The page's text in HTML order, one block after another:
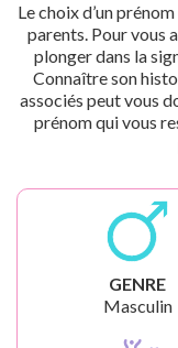
Le choix d’un
parents. Pour vous
plonger dans la
Connaître son
associés peut vous
prénom qui vous
GENRE
Masculin